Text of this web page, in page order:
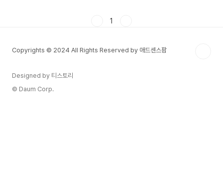
택이 있다? 신한..
1
Copyrights © 2024 All Rights Reserved by 애드센스팜
Designed by 티스토리
© Daum Corp.